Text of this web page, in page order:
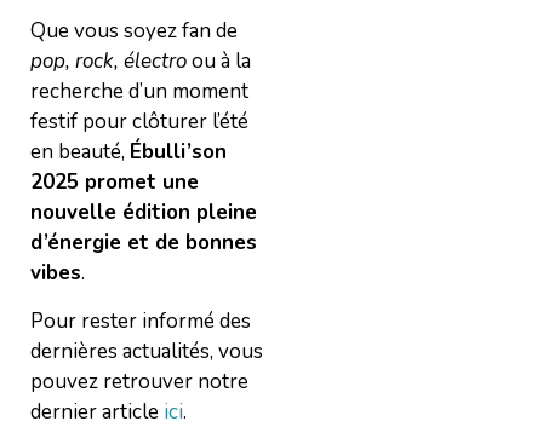
Que vous soyez fan de
pop, rock, électroou à la
recherche d’un moment
festif pour clôturer l’été
en beauté, Ébulli’son
2025 promet une
nouvelle édition pleine
d’énergie et de bonnes
vibes.
Pour rester informé des
dernières actualités, vous
pouvez retrouver notre
dernier article ici.